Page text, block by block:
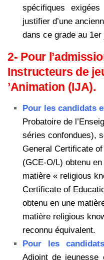
spécifiques
justifier d’une
dans ce grade au
2- Pour
Instructeurs de
’Animation (IJA).
Pour les candidats
Probatoire de
séries confondues),
General Certificate
(GCE-O/L) obtenu
matière « religious
Certificate of
obtenu en une
matière religious
reconnu équivalent.
Pour les
Adjoint de jeunesse